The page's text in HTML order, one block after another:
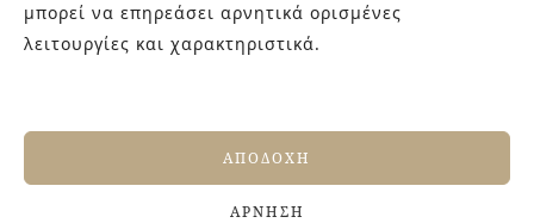
μπορεί να επηρεάσει αρνητικά ορισμένες
λειτουργίες και χαρακτηριστικά.
ΑΠΟΔΟΧΉ
ΆΡΝΗΣΗ
ΤΕΛΕΥΤΑΙΑ ΑΡΘΡΑ
27 ΙΟΥΝΊΟΥ, 2026
ευεξία